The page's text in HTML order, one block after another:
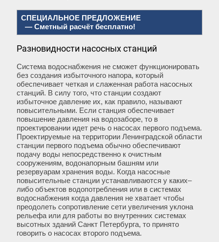
СПЕЦИАЛЬНОЕ ПРЕДЛОЖЕНИЕ
— Сметный расчёт бесплатно!
Разновидности насосных станций
Система водоснабжения не сможет функционировать
без создания избыточного напора, который
обеспечивает четкая и слаженная работа насосных
станций. В силу того, что станции создают
избыточное давление их, как правило, называют
повысительными. Если станция обеспечивает
повышение давления на водозаборе, то в
проектировании идет речь о насосах первого подъема.
Проектируемые на территории Ленинградской области
станции первого подъема обычно обеспечивают
подачу воды непосредственно к очистным
сооружениям, водонапорным башням или
резервуарам хранения воды. Когда насосные
повысительные станции устанавливаются у каких–
либо объектов водопотребления или в системах
водоснабжения когда давления не хватает чтобы
преодолеть сопротивление сети увеличения уклона
рельефа или для работы во внутренних системах
высотных зданий Санкт Петербурга, то принято
говорить о насосах второго подъема.